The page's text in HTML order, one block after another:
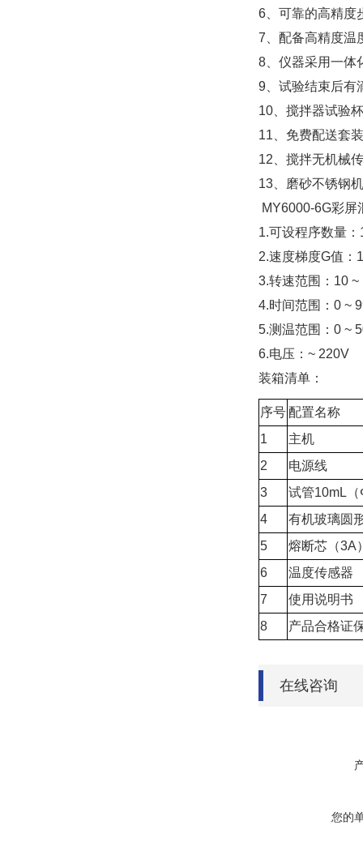
6、可靠的高精度
7、配备高精度温
8、仪器采用一体
9、试验结束后有
10、搅拌器试验
11、免费配送套
12、搅拌无机械
13、磨砂不锈钢
MY6000-6G彩屏
1.可设程序数量
2.速度梯度G值
3.转速范围：10
4.时间范围：0 ~
5.测温范围：
6.电压：~
装箱清单：
序号 配置名称
1
主机
2
电源线
3
试管10mL
4
有机玻璃圆
5
熔断芯（3A
6
温度传感器
7
使用说明书
8
产品合格证
在线咨询
您的